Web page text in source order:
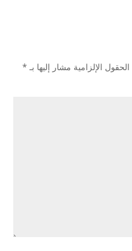
الحقول الإلزامية مشار إليها بـ *